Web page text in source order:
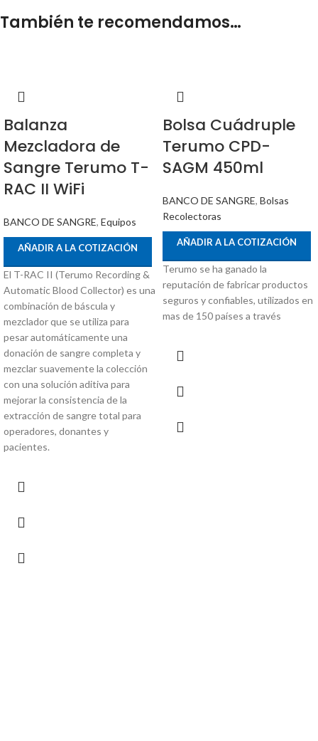
También te recomendamos…
Balanza
Mezcladora de
Sangre Terumo T-
RAC II WiFi
BANCO DE SANGRE, Equipos
AÑADIR A LA COTIZACIÓN
El T-RAC II (Terumo Recording &
Automatic Blood Collector) es una
combinación de báscula y
mezclador que se utiliza para
pesar automáticamente una
donación de sangre completa y
mezclar suavemente la colección
con una solución aditiva para
mejorar la consistencia de la
extracción de sangre total para
operadores, donantes y
pacientes.
Bolsa Cuádruple
Terumo CPD-
SAGM 450ml
BANCO DE SANGRE, Bolsas
Recolectoras
AÑADIR A LA COTIZACIÓN
Terumo se ha ganado la
reputación de fabricar productos
seguros y confiables, utilizados en
mas de 150 países a través